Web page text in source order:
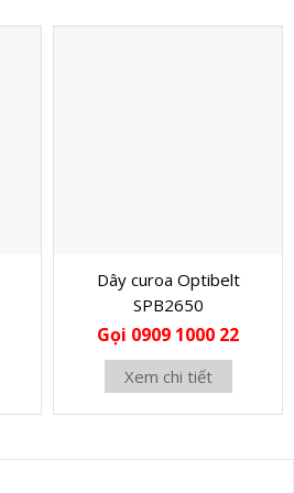
Dây curoa Optibelt
SPB2650
Gọi 0909 1000 22
Xem chi tiết